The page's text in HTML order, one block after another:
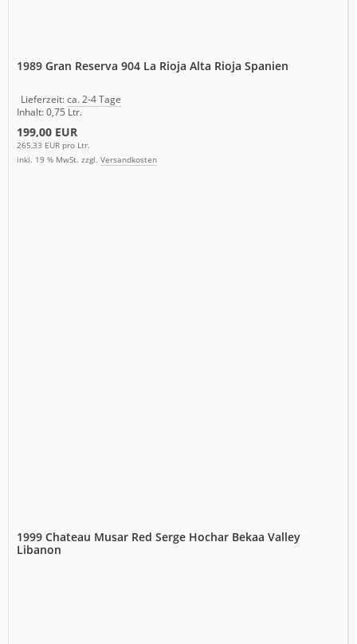
1989 Gran Reserva 904 La Rioja Alta Rioja Spanien
Lieferzeit:ca. 2-4 Tage
Inhalt: 0,75 Ltr.
199,00 EUR
265,33 EUR pro Ltr.
inkl. 19 % MwSt. zzgl. Versandkosten
1999 Chateau Musar Red Serge Hochar Bekaa Valley
Libanon